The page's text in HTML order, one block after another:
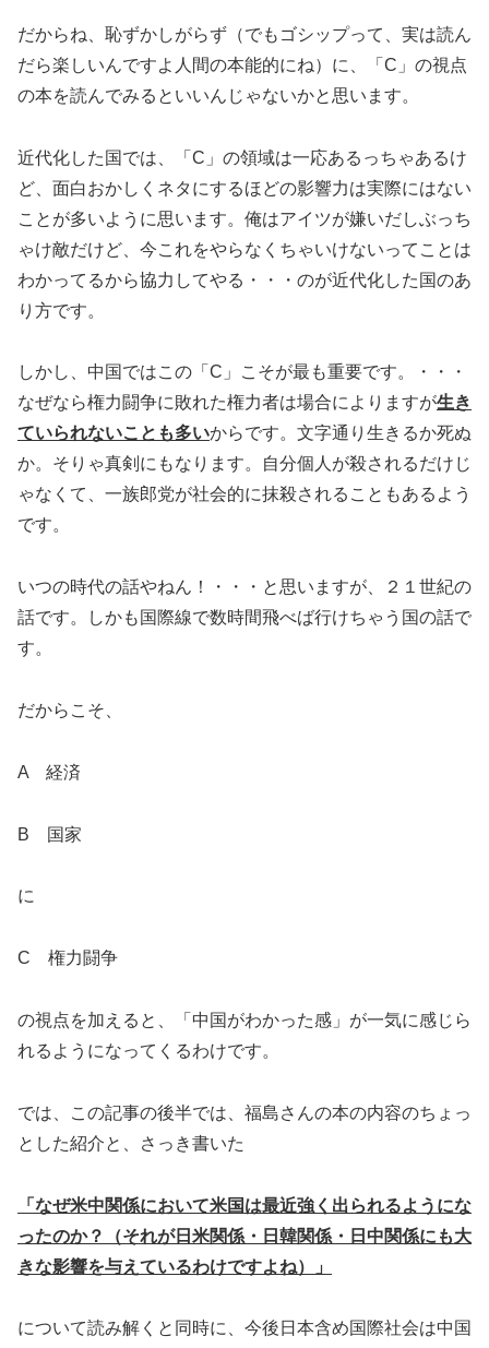
だからね、恥ずかしがらず（でもゴシップって、実は読ん
だら楽しいんですよ人間の本能的にね）に、「C」の視点
の本を読んでみるといいんじゃないかと思います。
近代化した国では、「C」の領域は一応あるっちゃあるけ
ど、面白おかしくネタにするほどの影響力は実際にはない
ことが多いように思います。俺はアイツが嫌いだしぶっち
ゃけ敵だけど、今これをやらなくちゃいけないってことは
わかってるから協力してやる・・・のが近代化した国のあ
り方です。
しかし、中国ではこの「C」こそが最も重要です。・・・
なぜなら権力闘争に敗れた権力者は場合によりますが生き
ていられないことも多いからです。文字通り生きるか死ぬ
か。そりゃ真剣にもなります。自分個人が殺されるだけじ
ゃなくて、一族郎党が社会的に抹殺されることもあるよう
です。
いつの時代の話やねん！・・・と思いますが、２１世紀の
話です。しかも国際線で数時間飛べば行けちゃう国の話で
す。
だからこそ、
A 経済
B 国家
に
C 権力闘争
の視点を加えると、「中国がわかった感」が一気に感じら
れるようになってくるわけです。
では、この記事の後半では、福島さんの本の内容のちょっ
とした紹介と、さっき書いた
「なぜ米中関係において米国は最近強く出られるようにな
ったのか？（それが日米関係・日韓関係・日中関係にも大
きな影響を与えているわけですよね）」
について読み解くと同時に、今後日本含め国際社会は中国